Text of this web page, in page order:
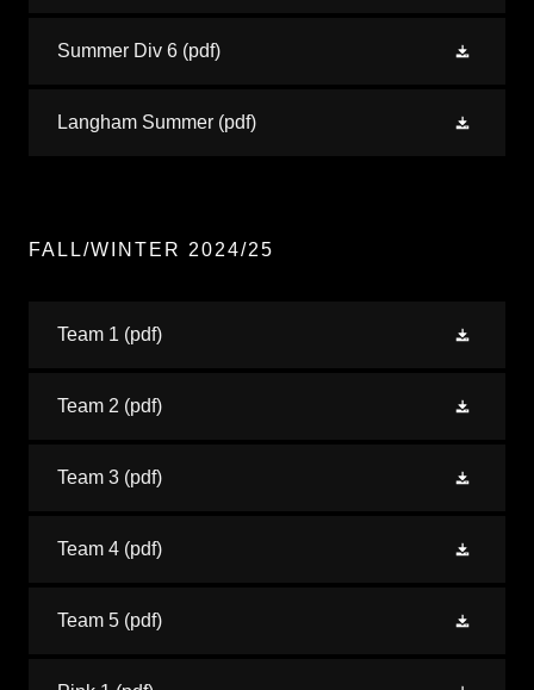
Summer Div 6 (pdf)
Langham Summer (pdf)
FALL/WINTER 2024/25
Team 1 (pdf)
Team 2 (pdf)
Team 3 (pdf)
Team 4 (pdf)
Team 5 (pdf)